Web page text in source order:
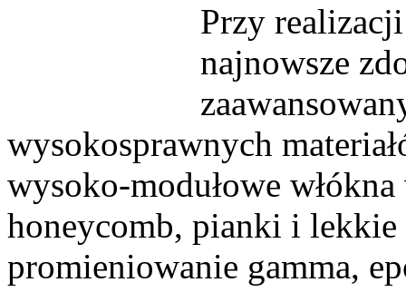
Przy
najnowsze
wysokosprawnych
wysoko-modułowe
honeycomb, pianki i lekkie
promieniowanie gamma,